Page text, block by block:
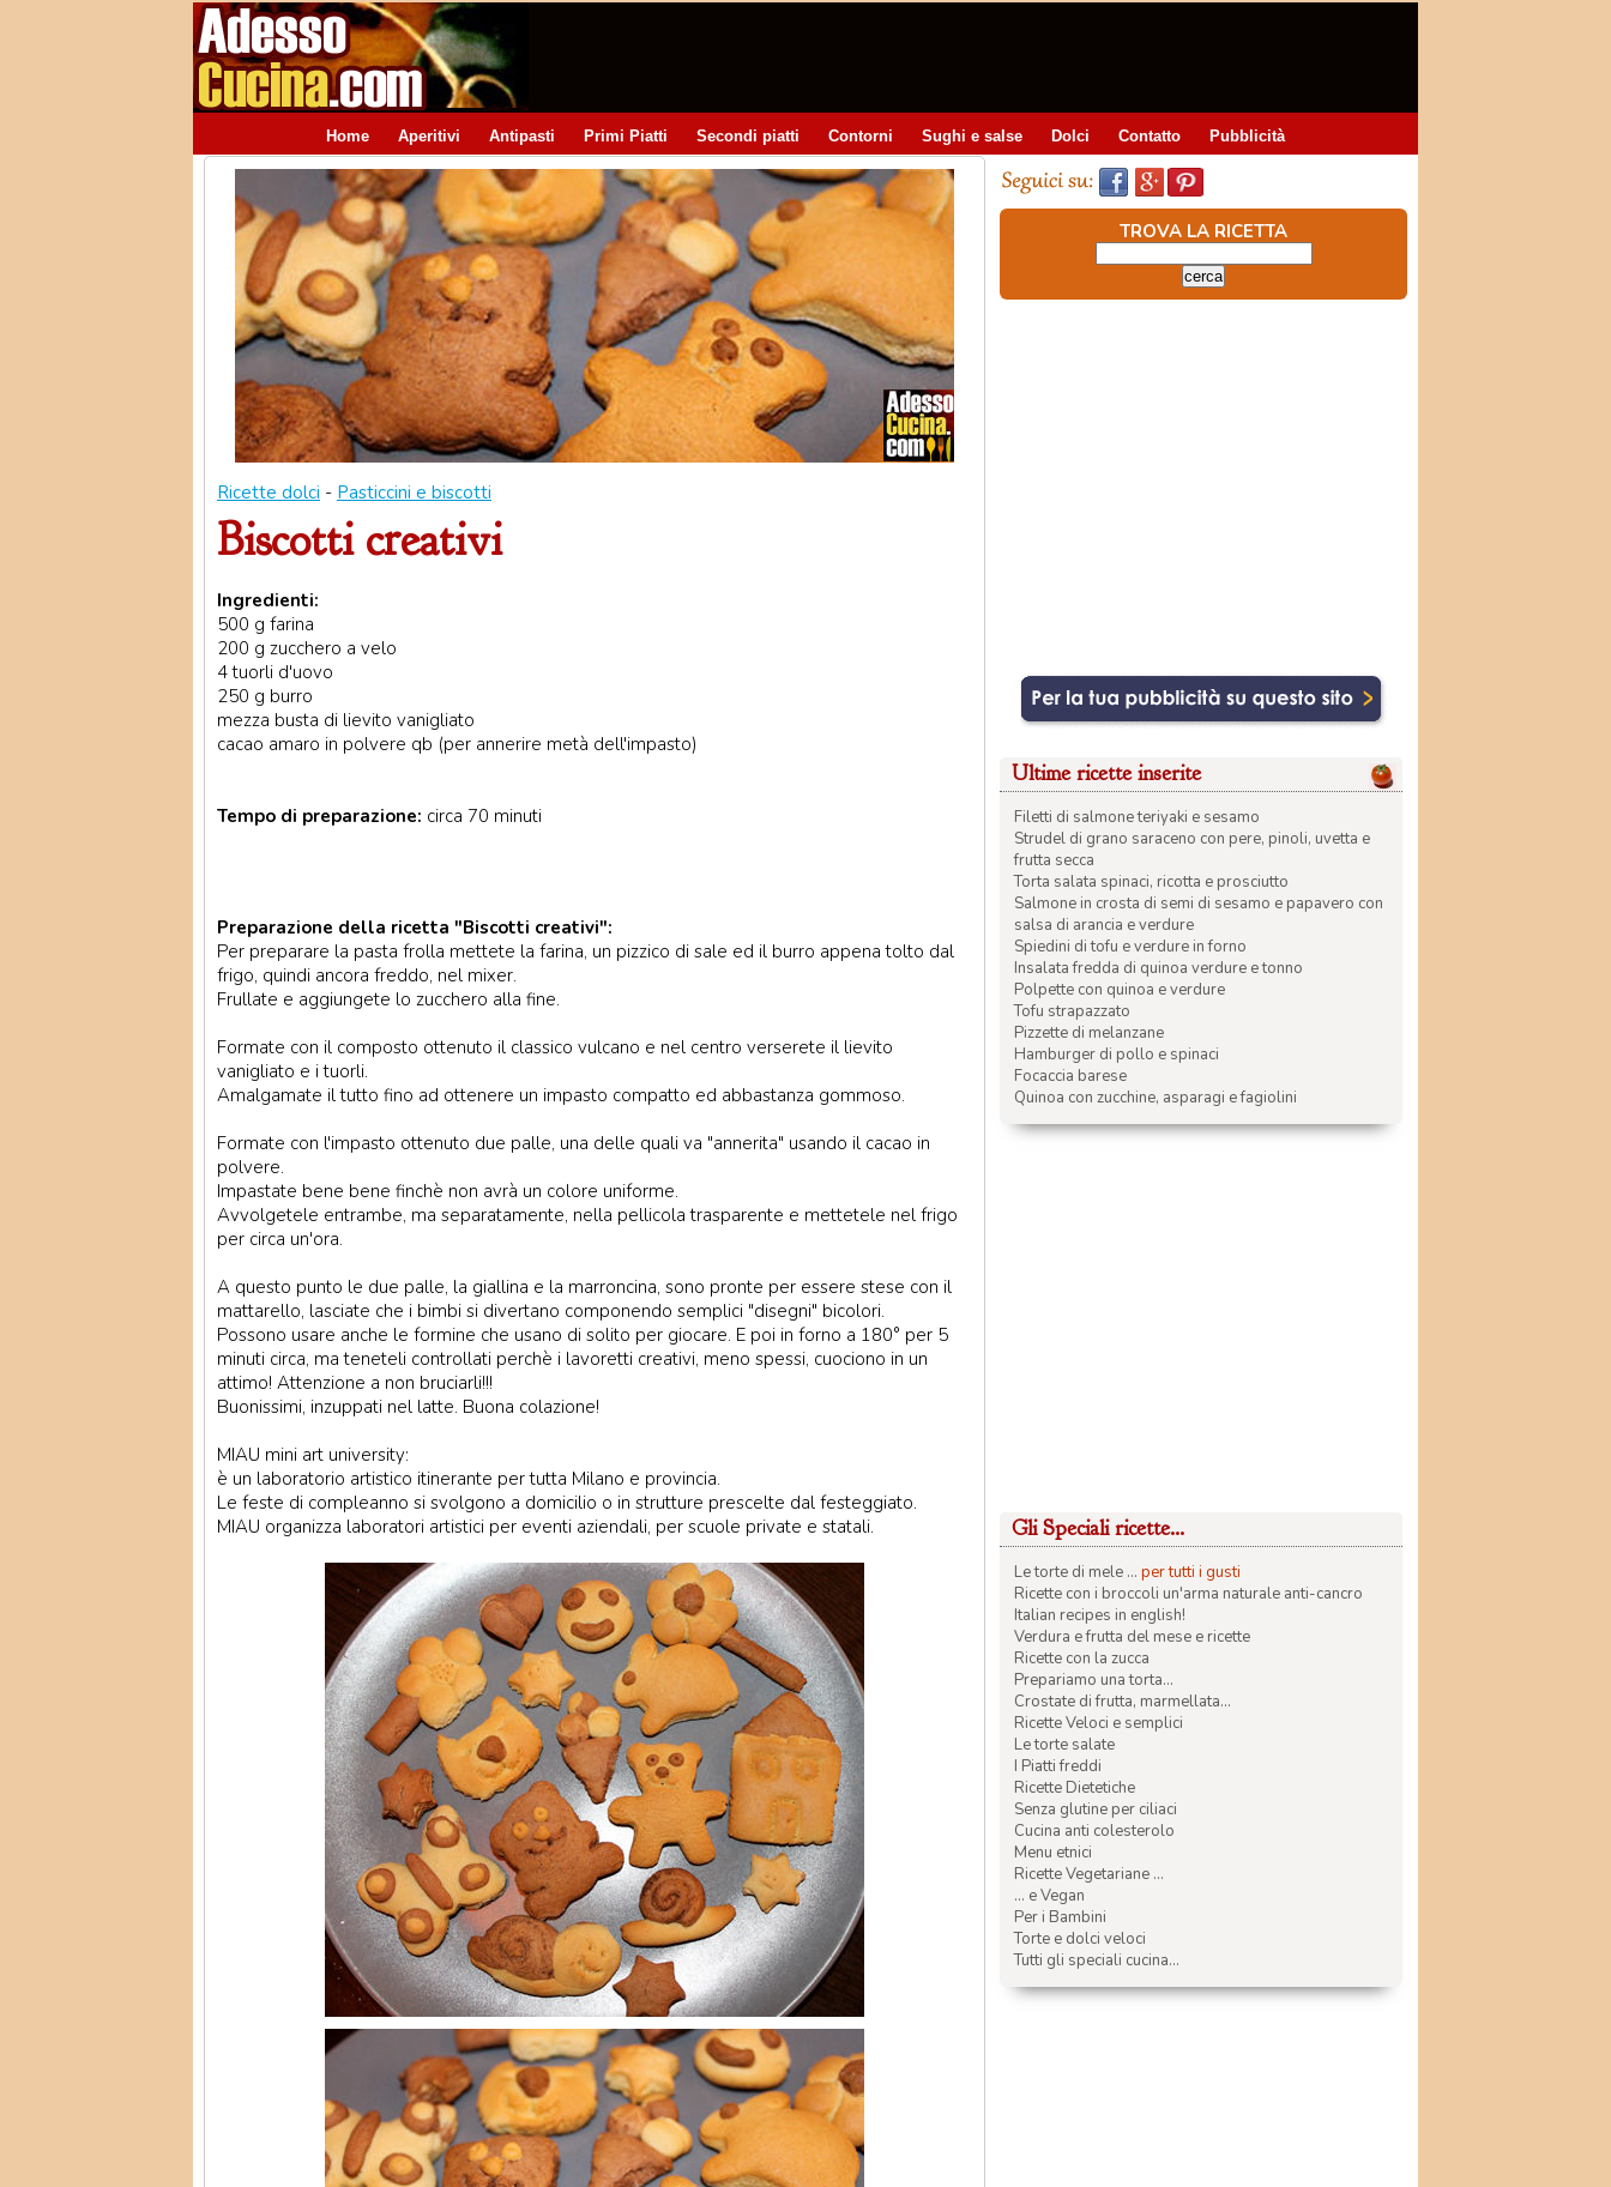
Home Aperitivi Antipasti Primi Piatti Secondi piatti Contorni Sughi e salse Dolci Contatto Pubblicità
Ricette dolci - Pasticcini e biscotti
Biscotti creativi
Ingredienti:
500 g farina
200 g zucchero a velo
4 tuorli d'uovo
250 g burro
mezza busta di lievito vanigliato
cacao amaro in polvere qb (per annerire metà dell'impasto)
Tempo di preparazione: circa 70 minuti
Preparazione della ricetta "Biscotti creativi":
Per preparare la pasta frolla mettete la farina, un pizzico di sale ed il burro appena tolto dal
frigo, quindi ancora freddo, nel mixer.
Frullate e aggiungete lo zucchero alla fine.
Formate con il composto ottenuto il classico vulcano e nel centro verserete il lievito
vanigliato e i tuorli.
Amalgamate il tutto fino ad ottenere un impasto compatto ed abbastanza gommoso.
Formate con l'impasto ottenuto due palle, una delle quali va "annerita" usando il cacao in
polvere.
Impastate bene bene finchè non avrà un colore uniforme.
Avvolgetele entrambe, ma separatamente, nella pellicola trasparente e mettetele nel frigo
per circa un'ora.
A questo punto le due palle, la giallina e la marroncina, sono pronte per essere stese con il
mattarello, lasciate che i bimbi si divertano componendo semplici "disegni" bicolori.
Possono usare anche le formine che usano di solito per giocare. E poi in forno a 180° per 5
minuti circa, ma teneteli controllati perchè i lavoretti creativi, meno spessi, cuociono in un
attimo! Attenzione a non bruciarli!!!
Buonissimi, inzuppati nel latte. Buona colazione!
MIAU mini art university:
è un laboratorio artistico itinerante per tutta Milano e provincia.
Le feste di compleanno si svolgono a domicilio o in strutture prescelte dal festeggiato.
MIAU organizza laboratori artistici per eventi aziendali, per scuole private e statali.
TROVA LA RICETTA
Ultime ricette inserite
Filetti di salmone teriyaki e sesamo
Strudel di grano saraceno con pere, pinoli, uvetta e
frutta secca
Torta salata spinaci, ricotta e prosciutto
Salmone in crosta di semi di sesamo e papavero con
salsa di arancia e verdure
Spiedini di tofu e verdure in forno
Insalata fredda di quinoa verdure e tonno
Polpette con quinoa e verdure
Tofu strapazzato
Pizzette di melanzane
Hamburger di pollo e spinaci
Focaccia barese
Quinoa con zucchine, asparagi e fagiolini
Gli Speciali ricette...
Le torte di mele ... per tutti i gusti
Ricette con i broccoli un'arma naturale anti-cancro
Italian recipes in english!
Verdura e frutta del mese e ricette
Ricette con la zucca
Prepariamo una torta...
Crostate di frutta, marmellata...
Ricette Veloci e semplici
Le torte salate
I Piatti freddi
Ricette Dietetiche
Senza glutine per ciliaci
Cucina anti colesterolo
Menu etnici
Ricette Vegetariane ...
... e Vegan
Per i Bambini
Torte e dolci veloci
Tutti gli speciali cucina...